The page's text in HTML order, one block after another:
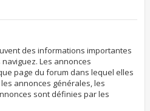
des informations importantes
Les annonces
page du forum dans lequel elles
annonces générales, les
sont définies par les